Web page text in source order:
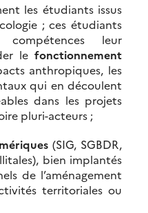
les étudiants issus
; ces étudiants
leur
le fonctionnement
anthropiques, les
qui en découlent
dans les projets
pluri-acteurs ;
(SIG, SGBDR,
bien implantés
de l’aménagement
territoriales ou